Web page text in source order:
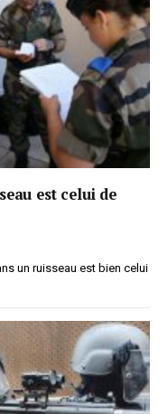
est celui de
un ruisseau est bien celui